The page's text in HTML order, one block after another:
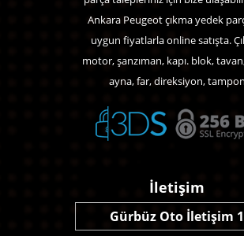
Ankara Peugeot çıkma yedek
uygun fiyatlarla online satışta.
motor, şanzıman, kapı. blok,
ayna, far, direksiyon, tampon
İletişim
Gürbüz Oto İletişim 1